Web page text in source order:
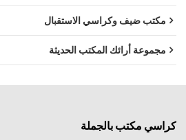
مكتب ضيف وكراسي الاستقبال
مجموعة أرائك المكتب الحديثة
كراسي مكتب بالجملة